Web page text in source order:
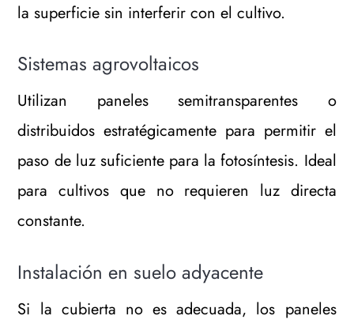
la superficie sin interferir con el cultivo.
Sistemas agrovoltaicos
Utilizan paneles semitransparentes o
distribuidos estratégicamente para permitir el
paso de luz suficiente para la fotosíntesis. Ideal
para cultivos que no requieren luz directa
constante.
Instalación en suelo adyacente
Si la cubierta no es adecuada, los paneles